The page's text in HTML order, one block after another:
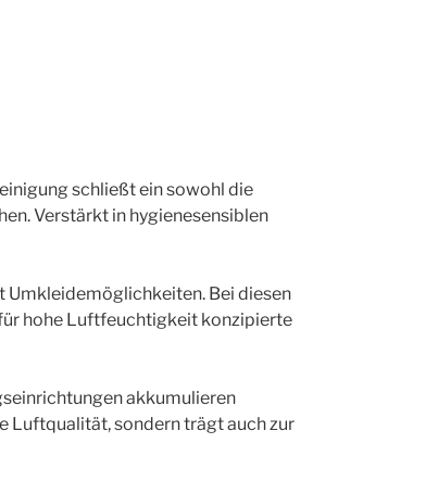
schließt ein sowohl die
Verstärkt in hygienesensiblen
Umkleidemöglichkeiten. Bei diesen
hohe Luftfeuchtigkeit konzipierte
akkumulieren
Luftqualität, sondern trägt auch zur